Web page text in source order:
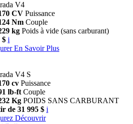
V4
CV Puissance
Nm Couple
kg Poids à vide (sans carburant)
$ i
En Savoir Plus
V4 S
cv Puissance
lb-ft Couple
Kg POIDS SANS CARBURANT
de 31 995 $ i
Découvrir